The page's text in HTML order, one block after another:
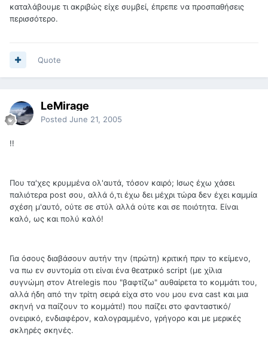
καταλάβουμε τι ακριβώς είχε συμβεί, έπρεπε να προσπαθήσεις
περισσότερο.
Quote
LeMirage
Posted June 21, 2005
!!
Που τα'χες κρυμμένα ολ'αυτά, τόσον καιρό; Ισως έχω χάσει
παλιότερα post σου, αλλά ό,τι έχω δει μέχρι τώρα δεν έχει καμμία
σχέση μ'αυτό, ούτε σε στύλ αλλά ούτε και σε ποιότητα. Είναι
καλό, ως και πολύ καλό!
Για όσους διαβάσουν αυτήν την (πρώτη) κριτική πριν το κείμενο,
να πω εν συντομία οτι είναι ένα θεατρικό script (με χίλια
συγνώμη στον Atrelegis που "βαφτίζω" αυθαίρετα το κομμάτι του,
αλλά ήδη από την τρίτη σειρά είχα στο νου μου ενα cast και μια
σκηνή να παίζουν το κομμάτι!) που παίζει στο φανταστικό/
ονειρικό, ενδιαφέρον, καλογραμμένο, γρήγορο και με μερικές
σκληρές σκηνές.